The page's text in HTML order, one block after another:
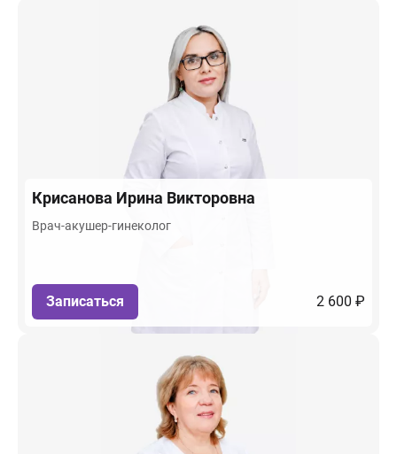
Крисанова Ирина Викторовна
Врач-акушер-гинеколог
Записаться 2 600 ₽